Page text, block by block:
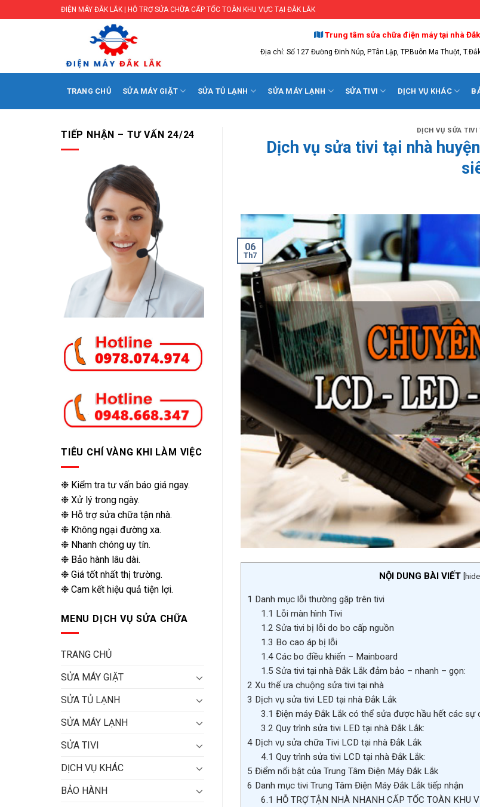
to
ĐIỆN MÁY ĐẮK LẮK | HỖ TRỢ SỬA CHỮA CẤP TỐC TOÀN KHU VỰC TẠI ĐẮK LẮK
Trung tâm sửa chữa điện máy tại nhà
Địa chỉ: Số 127 Đường Đinh Núp, P.Tân Lập, TP.Buôn Ma Thuột,
TRANG CHỦ SỬA MÁY GIẶT SỬA TỦ LẠNH SỬA MÁY LẠNH SỬA TIVI DỊCH VỤ KHÁC
TIẾP NHẬN – TƯ VẤN 24/24
TIÊU CHÍ VÀNG KHI LÀM VIỆC
❉ Kiểm tra tư vấn báo giá ngay.
❉ Xử lý trong ngày.
❉ Hỗ trợ sửa chữa tận nhà.
❉ Không ngại đường xa.
❉ Nhanh chóng uy tín.
❉ Bảo hành lâu dài.
❉ Giá tốt nhất thị trường.
❉ Cam kết hiệu quả tiện lợi.
MENU DỊCH VỤ SỬA CHỮA
TRANG CHỦ
SỬA MÁY GIẶT
SỬA TỦ LẠNH
SỬA MÁY LẠNH
SỬA TIVI
DỊCH VỤ KHÁC
BẢO HÀNH
DỊCH VỤ SỬA
Dịch vụ sửa tivi tại nhà
06
Th7
NỘI DUNG BÀI VIẾT [hide
1 Danh mục lỗi thường gặp trên tivi
1.1 Lỗi màn hình Tivi
1.2 Sửa tivi bị lỗi do bo cấp nguồn
1.3 Bo cao áp bị lỗi
1.4Các bo điều khiển – Mainboard
1.5 Sửa tivi tại nhà Đắk Lắk đảm bảo – nhanh – gọn:
2 Xu thế ưa chuộng sửa tivi tại nhà
3 Dịch vụ sửa tivi LED tại nhà Đắk Lắk
3.1 Điện máy Đắk Lắk có thể sửa được hầu hết các sự
3.2 Quy trình sửa tivi LED tại nhà Đắk Lắk:
4 Dịch vụ sửa chữa Tivi LCD tại nhà Đắk Lắk
4.1 Quy trình sửa tivi LCD tại nhà Đắk Lắk:
5 Điểm nổi bật của Trung Tâm Điện Máy Đắk Lắk
6 Danh mục tivi Trung Tâm Điện Máy Đắk Lắk tiếp nhận
6.1 HỖ TRỢ TẬN NHÀ NHANH CẤP TỐC TOÀN KHU